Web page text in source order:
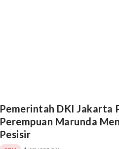
Pemerintah DKI Jakarta
Perempuan Marunda
Pesisir